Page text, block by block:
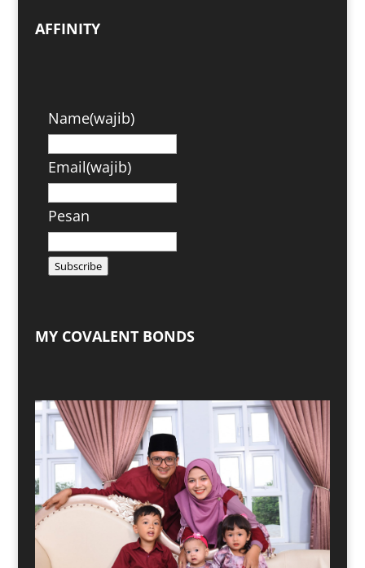
AFFINITY
Name(wajib)
Email(wajib)
Pesan
Subscribe
MY COVALENT BONDS